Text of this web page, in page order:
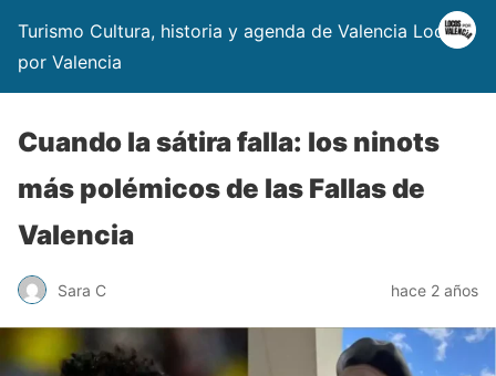
Turismo Cultura, historia y agenda de Valencia Locos
por Valencia
Cuando la sátira falla: los ninots
más polémicos de las Fallas de
Valencia
Sara C hace 2 años